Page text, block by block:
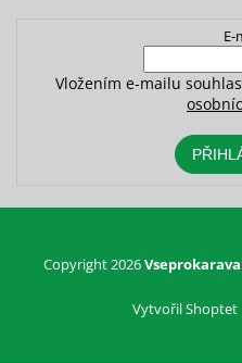
E-
Vložením e-mailu
Vytvořil Shoptet
Copyright 2026